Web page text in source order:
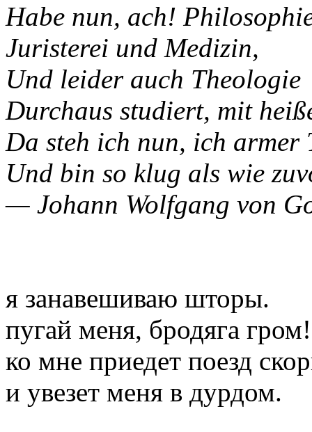
Habe nun, ach!
Juristerei und Medizin,
Und leider auch Theologie
Durchaus studiert, mit
Da steh ich nun, ich armer
Und bin so klug als wie
— Johann Wolfgang von
я занавешиваю шторы.
пугай меня, бродяга гром!
ко мне приедет поезд
и увезет меня в дурдом.